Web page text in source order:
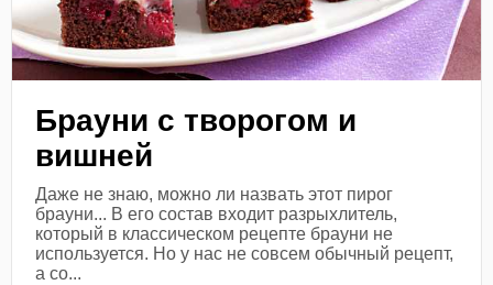
Брауни с творогом и
вишней
Даже не знаю, можно ли назвать этот пирог
брауни... В его состав входит разрыхлитель,
который в классическом рецепте брауни не
используется. Но у нас не совсем обычный рецепт,
а со...